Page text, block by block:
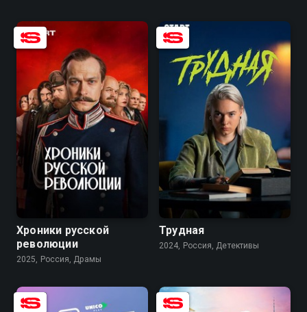
5.7
Хроники русской
революции
2025, Россия, Драмы
7.1 7.8
Трудная
2024, Россия, Детективы